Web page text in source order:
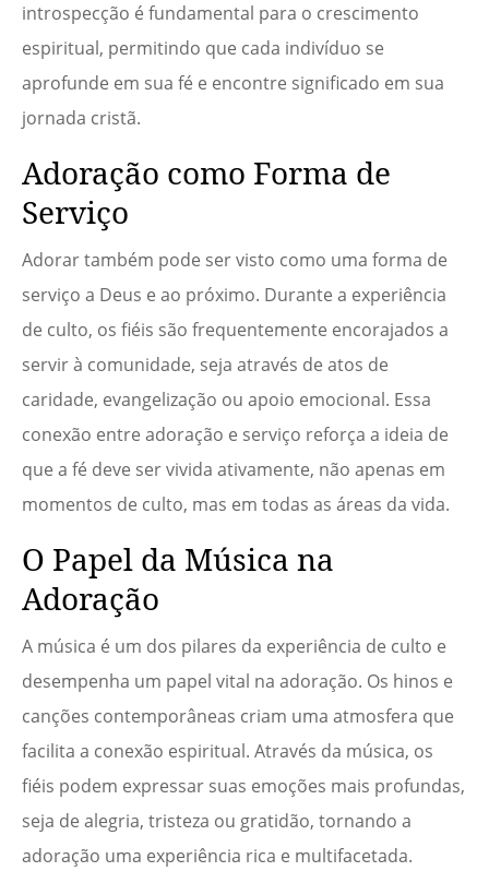
introspecção é fundamental para o crescimento
espiritual, permitindo que cada indivíduo se
aprofunde em sua fé e encontre significado em sua
jornada cristã.
Adoração como Forma de
Serviço
Adorar também pode ser visto como uma forma de
serviço a Deus e ao próximo. Durante a experiência
de culto, os fiéis são frequentemente encorajados a
servir à comunidade, seja através de atos de
caridade, evangelização ou apoio emocional. Essa
conexão entre adoração e serviço reforça a ideia de
que a fé deve ser vivida ativamente, não apenas em
momentos de culto, mas em todas as áreas da vida.
O Papel da Música na
Adoração
A música é um dos pilares da experiência de culto e
desempenha um papel vital na adoração. Os hinos e
canções contemporâneas criam uma atmosfera que
facilita a conexão espiritual. Através da música, os
fiéis podem expressar suas emoções mais profundas,
seja de alegria, tristeza ou gratidão, tornando a
adoração uma experiência rica e multifacetada.